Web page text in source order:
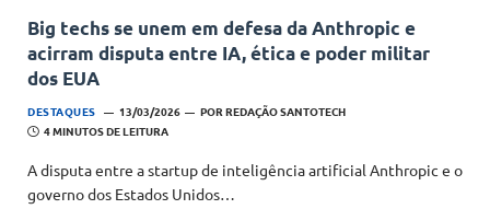
Big techs se unem em defesa da Anthropic e
acirram disputa entre IA, ética e poder militar
dos EUA
DESTAQUES 13/03/2026 POR REDAÇÃO SANTOTECH
4 MINUTOS DE LEITURA
A disputa entre a startup de inteligência artificial Anthropic e o
governo dos Estados Unidos…